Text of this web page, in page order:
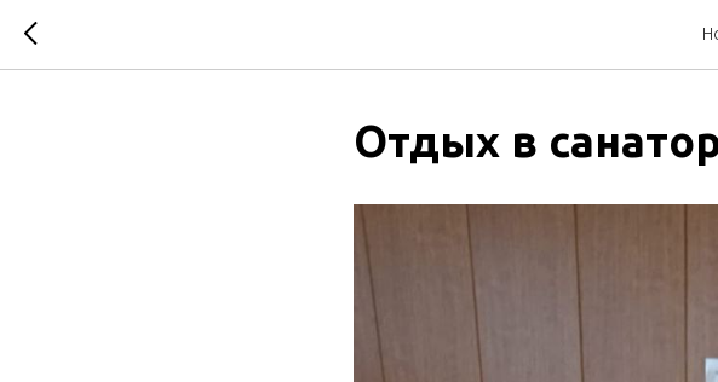
Отдых в